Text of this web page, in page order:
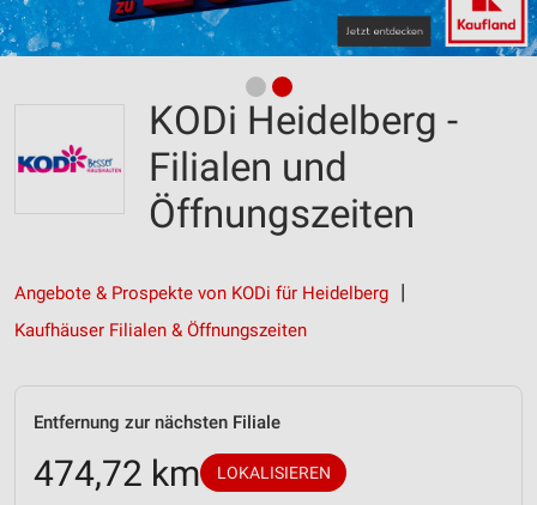
KODi Heidelberg -
Filialen und
Öffnungszeiten
Angebote & Prospekte von KODi für Heidelberg
Kaufhäuser Filialen & Öffnungszeiten
Entfernung zur nächsten Filiale
474,72 km LOKALISIEREN